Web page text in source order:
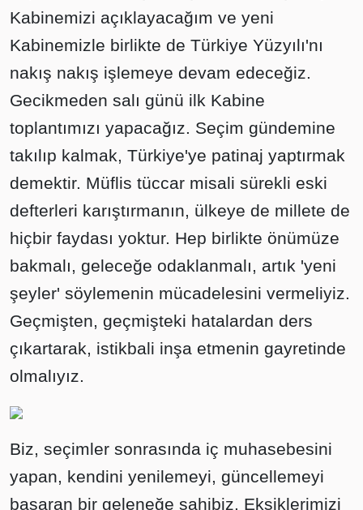
Kabinemizi açıklayacağım ve yeni
Kabinemizle birlikte de Türkiye Yüzyılı'nı
nakış nakış işlemeye devam edeceğiz.
Gecikmeden salı günü ilk Kabine
toplantımızı yapacağız. Seçim gündemine
takılıp kalmak, Türkiye'ye patinaj yaptırmak
demektir. Müflis tüccar misali sürekli eski
defterleri karıştırmanın, ülkeye de millete de
hiçbir faydası yoktur. Hep birlikte önümüze
bakmalı, geleceğe odaklanmalı, artık 'yeni
şeyler' söylemenin mücadelesini vermeliyiz.
Geçmişten, geçmişteki hatalardan ders
çıkartarak, istikbali inşa etmenin gayretinde
olmalıyız.
Biz, seçimler sonrasında iç muhasebesini
yapan, kendini yenilemeyi, güncellemeyi
başaran bir geleneğe sahibiz. Eksiklerimizi